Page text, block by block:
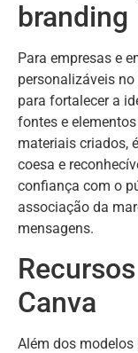
branding
Para empresas e
personalizáveis
para fortalecer a
fontes e
materiais criados,
coesa e
confiança com o
associação da
mensagens.
Canva
Além dos modelos